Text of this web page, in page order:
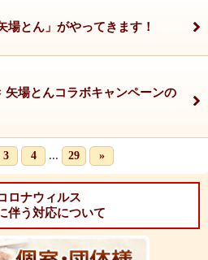
場とん」がやってきます！
矢場とんコラボキャンペーンの
3 4 ... 29 »
ロナウィルス
伴う対応について